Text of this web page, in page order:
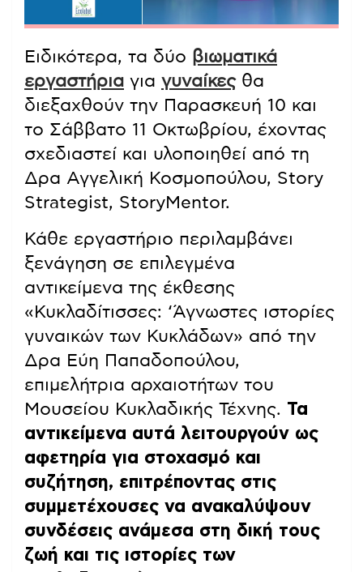
Ειδικότερα, τα δύο βιωματικά
εργαστήρια για γυναίκεςθα
διεξαχθούν την Παρασκευή 10 και
το Σάββατο 11 Οκτωβρίου, έχοντας
σχεδιαστεί και υλοποιηθεί από τη
Δρα Αγγελική Κοσμοπούλου, Story
Strategist, StoryMentor.
Κάθε εργαστήριο περιλαμβάνει
ξενάγηση σε επιλεγμένα
αντικείμενα της έκθεσης
«Κυκλαδίτισσες: ‘Άγνωστες ιστορίες
γυναικών των Κυκλάδων» από την
Δρα Εύη Παπαδοπούλου,
επιμελήτρια αρχαιοτήτων του
Μουσείου Κυκλαδικής Τέχνης. Τα
αντικείμενα αυτά λειτουργούν ως
αφετηρία για στοχασμό και
συζήτηση, επιτρέποντας στις
συμμετέχουσες να ανακαλύψουν
συνδέσεις ανάμεσα στη δική τους
ζωή και τις ιστορίες των